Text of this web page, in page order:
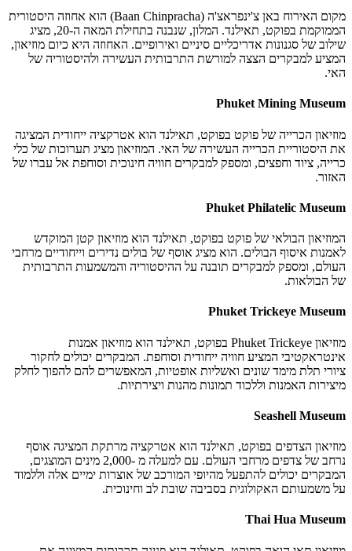
מקום האירוח באן צ'ינפראצ'ה (Baan Chinpracha) הוא אחוזה היסטורית
הממוקמת בפוקט, תאילנד. המלון, שנבנה בתחילת המאה ה-20, מציג
שילוב של סגנונות אדריכליים סיניים ואירופיים. האחוזה היא כיום מוזיאון,
המציע למבקרים הצצה למורשת התרבותית העשירה ולהיסטוריה של
האי.
Phuket Mining Museum
מוזיאון הכרייה של פוקט בפוקט, תאילנד הוא אטרקציה ייחודית המציגה
את היסטוריית הכרייה העשירה של האי. המוזיאון מציג תערוכות של כלי
כרייה, ציוד וחפצים, ומספק למבקרים חוויה חינוכית וסוחפת אל עברו של
האזור.
Phuket Philatelic Museum
המוזיאון הבולאי של פוקט בפוקט, תאילנד הוא מוזיאון קטן המוקדש
לאמנות איסוף הבולים. הוא מציג אוסף של בולים נדירים וייחודיים מרחבי
העולם, ומספק למבקרים תובנה על ההיסטוריה והמשמעות התרבותית
של הבולאות.
Phuket Trickeye Museum
מוזיאון Phuket Trickeye בפוקט, תאילנד הוא מוזיאון אמנות
אינטראקטיבי המציע חוויה ייחודית וסוחפת. המבקרים יכולים לחקור
ציורי תלת מימד שונים ואשליות אופטיות, המאפשרים להם להפוך לחלק
מיצירות האמנות וללכוד תמונות מהנות ויצירתיות.
Seashell Museum
מוזיאון הצדפים בפוקט, תאילנד הוא אטרקציה מרתקת המציגה אוסף
נרחב של צדפים מרחבי העולם. עם למעלה מ -2,000 מינים המוצגים,
המבקרים יכולים להתפעל מהיופי המורכב של אוצרות ימיים אלה וללמוד
על משמעותם האקולוגית בסביבה שובת לב וחינוכית.
Thai Hua Museum